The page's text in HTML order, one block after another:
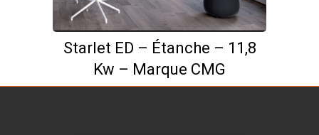
Starlet ED – Étanche – 11,8
Kw – Marque CMG